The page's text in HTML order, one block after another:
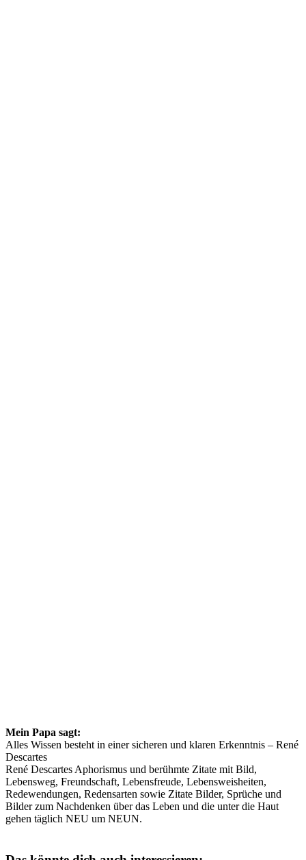
Mein Papa sagt:
Alles Wissen besteht in einer sicheren und klaren Erkenntnis – René
Descartes
René Descartes Aphorismus und berühmte Zitate mit Bild,
Lebensweg, Freundschaft, Lebensfreude, Lebensweisheiten,
Redewendungen, Redensarten sowie Zitate Bilder, Sprüche und
Bilder zum Nachdenken über das Leben und die unter die Haut
gehen täglich NEU um NEUN.